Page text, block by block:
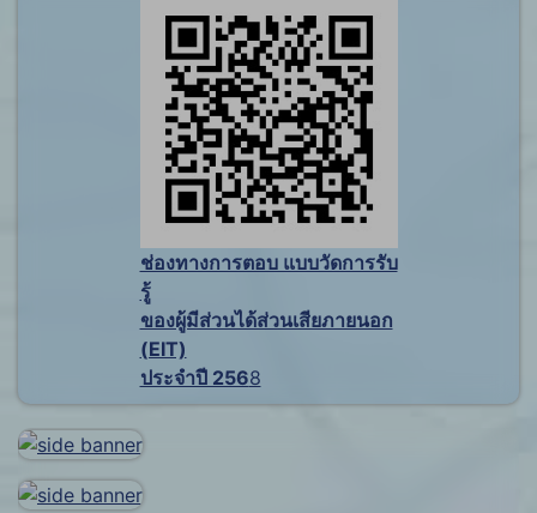
ช่องทางการตอบ แบบวัดการรับ
รู้
ของผู้มีส่วนได้ส่วนเสียภายนอก
(EIT)
ประจำปี 2568